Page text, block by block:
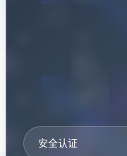
安全认证